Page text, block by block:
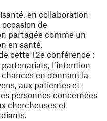
en collaboration
de
partagée comme un
en santé.
cette 12e conférence ;
l’intention
chances en donnant la
aux patientes et
personnes concernées
chercheuses et